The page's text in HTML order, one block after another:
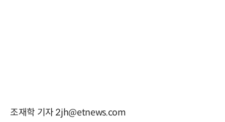
조재학 기자 2jh@etnews.com